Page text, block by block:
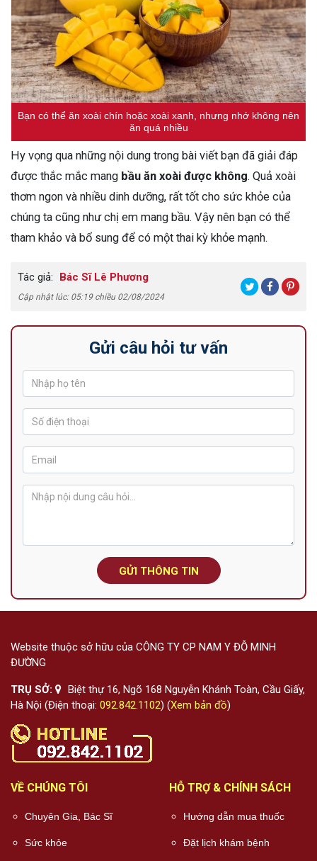
Bạn có thể ăn xoài chín hoặc xoài xanh, nhưng nhớ không nên
ăn quá nhiều
Hy vọng qua những nội dung trong bài viết bạn đã giải đáp
được thắc mắc mang bầu ăn xoài được không. Quả xoài
thơm ngon và nhiều dinh dưỡng, rất tốt cho sức khỏe của
chúng ta cũng như chị em mang bầu. Vậy nên bạn có thể
tham khảo và bổ sung để có một thai kỳ khỏe mạnh.
Tác giả: Bác Sĩ Lê Phương
Cập nhật lúc: 05:19 chiều 02/08/2024
Gửi câu hỏi tư vấn
GỬI THÔNG TIN
Website thuộc sở hữu của CÔNG TY CP NAM Y ĐỖ MINH
ĐƯỜNG
TRỤ SỞ:
Biệt thự 16, Ngõ 168 Nguyễn Khánh Toàn, Cầu Giấy,
Hà Nội (Điện thoại: 092.842.1102) (Xem bản đồ)
VỀ CHÚNG TÔI
Chuyên Gia, Bác Sĩ
Sức khỏe
HỖ TRỢ & CHÍNH SÁCH
Hướng dẫn mua thuốc
Đặt lịch khám bệnh